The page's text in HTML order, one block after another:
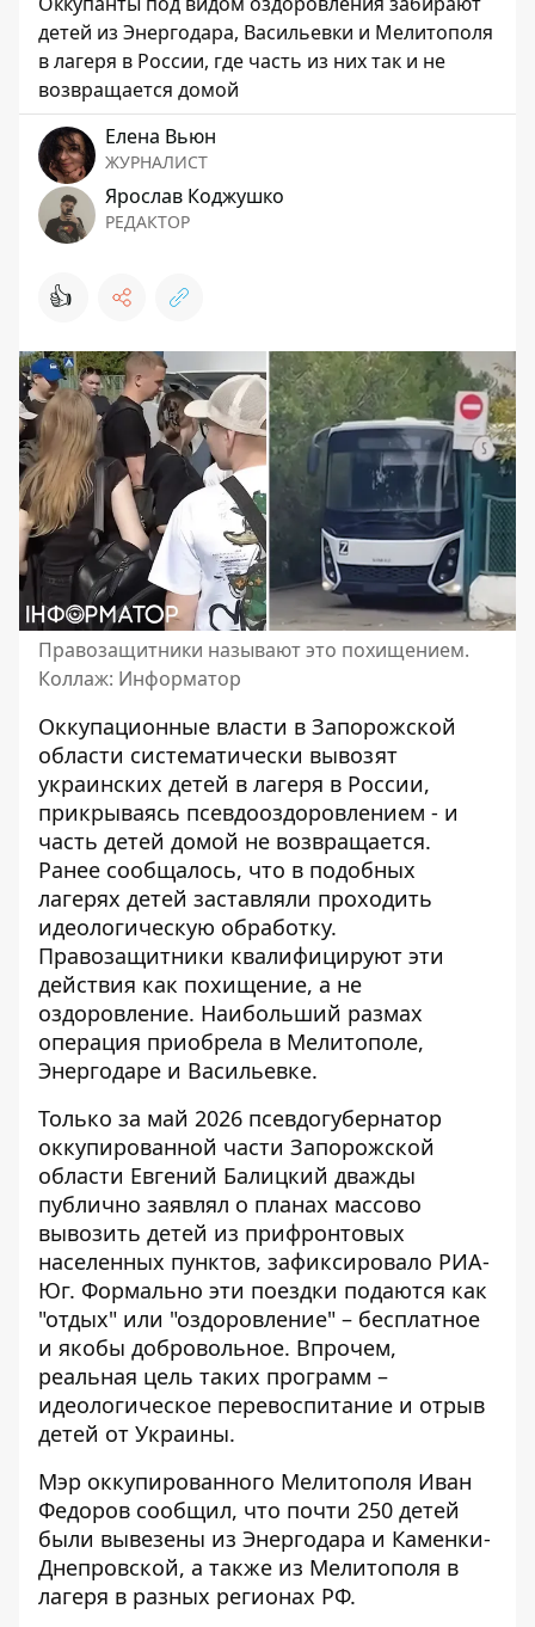
детей из Энергодара, Васильевки и Мелитополя
в лагеря в России, где часть из них так и не
возвращается домой
Елена Вьюн
ЖУРНАЛИСТ
Ярослав Коджушко
РЕДАКТОР
👍
Правозащитники называют это похищением.
Коллаж: Информатор
Оккупационные власти в Запорожской
области систематически вывозят
украинских детей в лагеря в России,
прикрываясь псевдооздоровлением - и
часть детей домой не возвращается.
Ранее сообщалось, что в подобных
лагерях детей заставляли проходить
идеологическую обработку.
Правозащитники квалифицируют эти
действия как похищение, а не
оздоровление. Наибольший размах
операция приобрела в Мелитополе,
Энергодаре и Васильевке.
Только за май 2026 псевдогубернатор
оккупированной части Запорожской
области Евгений Балицкий дважды
публично заявлял о планах массово
вывозить детей из прифронтовых
населенных пунктов, зафиксировало РИА-
Юг. Формально эти поездки подаются как
"отдых" или "оздоровление" – бесплатное
и якобы добровольное. Впрочем,
реальная цель таких программ –
идеологическое перевоспитание и отрыв
детей от Украины.
Мэр оккупированного Мелитополя Иван
Федоров сообщил, что почти 250 детей
были вывезены из Энергодара и Каменки-
Днепровской, а также из Мелитополя в
лагеря в разных регионах РФ.